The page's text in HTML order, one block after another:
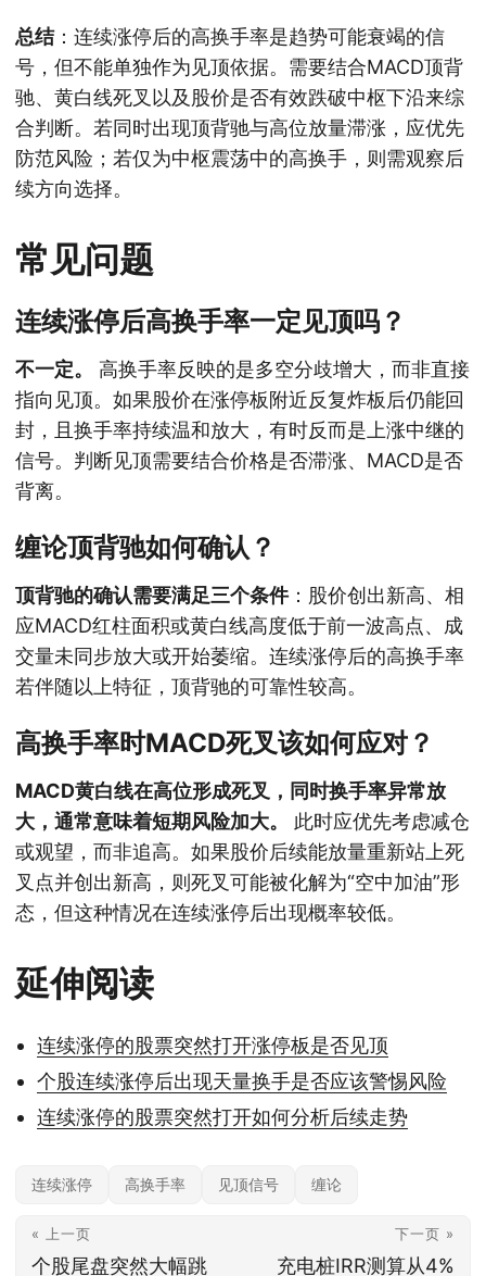
总结：连续涨停后的高换手率是趋势可能衰竭的信
号，但不能单独作为见顶依据。需要结合MACD顶背
驰、黄白线死叉以及股价是否有效跌破中枢下沿来综
合判断。若同时出现顶背驰与高位放量滞涨，应优先
防范风险；若仅为中枢震荡中的高换手，则需观察后
续方向选择。
常见问题
连续涨停后高换手率一定见顶吗？
不一定。
高换手率反映的是多空分歧增大，而非直接
指向见顶。如果股价在涨停板附近反复炸板后仍能回
封，且换手率持续温和放大，有时反而是上涨中继的
信号。判断见顶需要结合价格是否滞涨、MACD是否
背离。
缠论顶背驰如何确认？
顶背驰的确认需要满足三个条件：股价创出新高、相
应MACD红柱面积或黄白线高度低于前一波高点、成
交量未同步放大或开始萎缩。连续涨停后的高换手率
若伴随以上特征，顶背驰的可靠性较高。
高换手率时MACD死叉该如何应对？
MACD黄白线在高位形成死叉，同时换手率异常放
大，通常意味着短期风险加大。
此时应优先考虑减仓
或观望，而非追高。如果股价后续能放量重新站上死
叉点并创出新高，则死叉可能被化解为“空中加油”形
态，但这种情况在连续涨停后出现概率较低。
延伸阅读
连续涨停的股票突然打开涨停板是否见顶
个股连续涨停后出现天量换手是否应该警惕风险
连续涨停的股票突然打开如何分析后续走势
连续涨停 高换手率 见顶信号 缠论
« 上一页
个股尾盘突然大幅跳
下一页 »
充电桩IRR测算从4%